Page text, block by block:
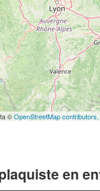
©OpenStreetMap contributors,
en